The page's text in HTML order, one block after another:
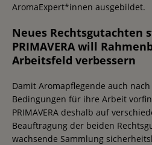
AromaExpert*innen ausgebildet.
Neues Rechtsgutachten
PRIMAVERA will
Arbeitsfeld verbessern
Damit Aromapflegende auch
Bedingungen für ihre Arbeit
PRIMAVERA deshalb auf
Beauftragung der beiden
wachsende Sammlung